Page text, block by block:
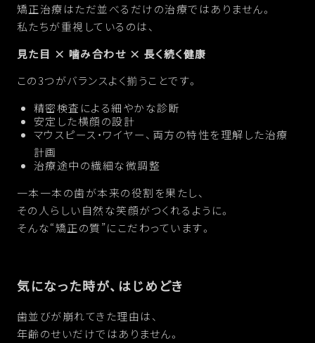
矯正治療はただ並べるだけの治療ではありません。
私たちが重視しているのは、
見た目 × 噛み合わせ × 長く続く健康
この3つがバランスよく揃うことです。
精密検査による細やかな診断
安定した横顔の設計
マウスピース・ワイヤー、両方の特性を理解した治療
計画
治療途中の繊細な微調整
一本一本の歯が本来の役割を果たし、
その人らしい自然な笑顔がつくれるように。
そんな“矯正の質”にこだわっています。
気になった時が、はじめどき
歯並びが崩れてきた理由は、
年齢のせいだけではありません。